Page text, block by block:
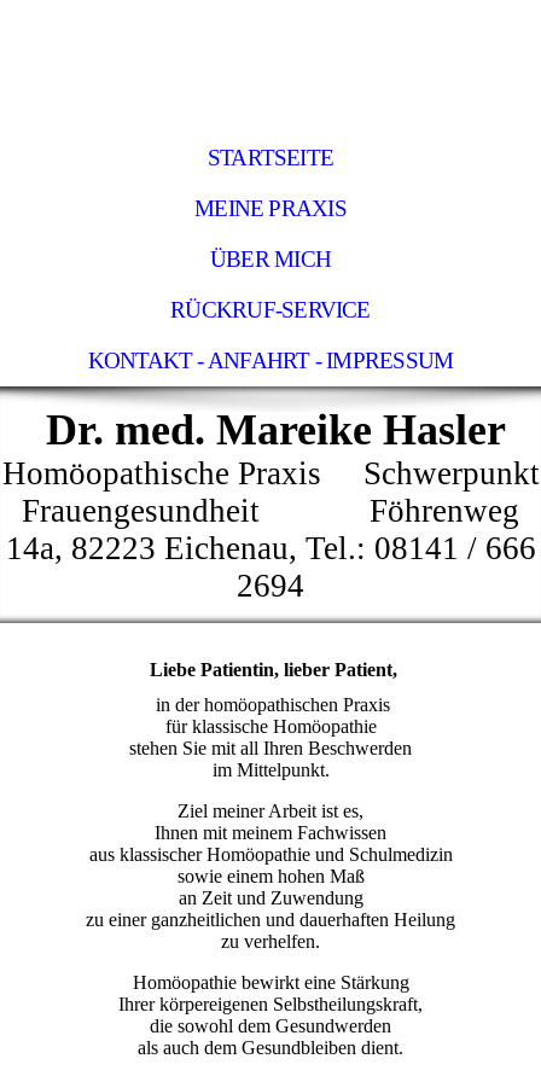
STARTSEITE
MEINE PRAXIS
ÜBER MICH
RÜCKRUF-SERVICE
KONTAKT - ANFAHRT - IMPRESSUM
Dr. med. Mareike Hasler
Homöopathische Praxis Schwerpunkt
Frauengesundheit Föhrenweg
14a, 82223 Eichenau, Tel.: 08141 / 666
2694
Liebe Patientin, lieber Patient,
in der homöopathischen Praxis
für klassische Homöopathie
stehen Sie mit all Ihren Beschwerden
im Mittelpunkt.
Ziel meiner Arbeit ist es,
Ihnen mit meinem Fachwissen
aus klassischer Homöopathie und Schulmedizin
sowie einem hohen Maß
an Zeit und Zuwendung
zu einer ganzheitlichen und dauerhaften Heilung
zu verhelfen.
Homöopathie bewirkt eine Stärkung
Ihrer körpereigenen Selbstheilungskraft,
die sowohl dem Gesundwerden
als auch dem Gesundbleiben dient.